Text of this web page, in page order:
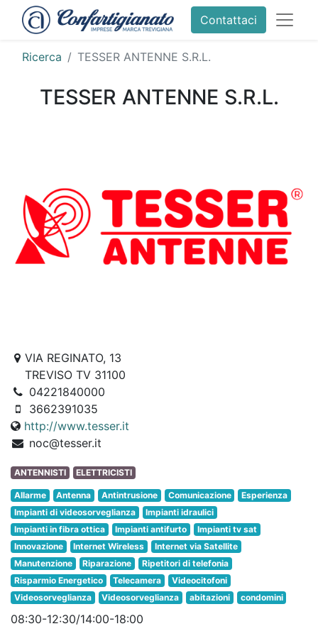
Contattaci
Ricerca TESSER ANTENNE S.R.L.
TESSER ANTENNE S.R.L.
VIA REGINATO, 13
TREVISO TV 31100
04221840000
3662391035
http://www.tesser.it
noc@tesser.it
ANTENNISTI ELETTRICISTI
Allarme Antenna Antintrusione Comunicazione
Esperienza
Impianti di videosorveglianza
Impianti idraulici
Impianti in fibra ottica
Impianti antifurto
Impianti tv sat
Innovazione
Internet Wireless
Internet via Satellite
Manutenzione
Riparazione
Ripetitori di telefonia
Risparmio Energetico
Telecamera
Videocitofoni
Videosorveglianza
Videosorveglianza abitazioni condomini
08:30-12:30/14:00-18:00